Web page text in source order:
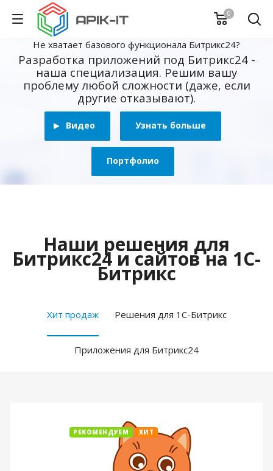
0
Не хватает базового функционала Битрикс24?
Разработка приложений под Битрикс24 -
наша специализация. Решим вашу
проблему любой сложности (даже, если
другие отказывают).
Видео Узнать больше
Портфолио
Наши решения для
Битрикс24 и сайтов на 1С-
Битрикс
Хит продаж Решения для 1С-Битрикс
Приложения для Битрикс24
РЕКОМЕНДУЕМ ХИТ